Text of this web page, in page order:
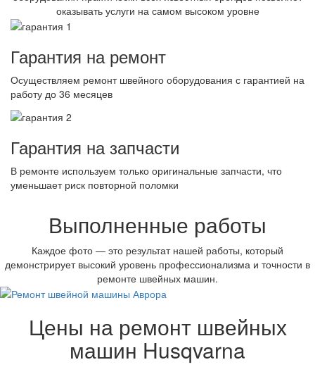
оказывать услуги на самом высоком уровне
Гарантия на ремонт
Осуществляем ремонт швейного оборудования с гарантией на
работу до 36 месяцев
Гарантия на запчасти
В ремонте используем только оригинальные запчасти, что
уменьшает риск повторной поломки
Выполненные работы
Каждое фото — это результат нашей работы, который
демонстрирует высокий уровень профессионализма и точности в
ремонте швейных машин.
Цены на ремонт швейных
машин Husqvarna